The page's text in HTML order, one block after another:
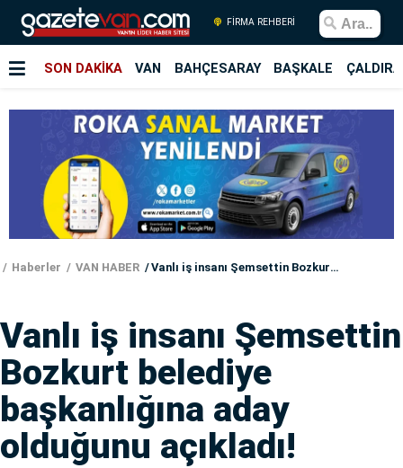
FİRMA REHBERİ
SON DAKİKA VAN BAHÇESARAY BAŞKALE
Haberler VAN HABER Vanlı iş insanı Şemsettin Bozkurt belediye başkanlığına aday olduğunu açıkladı!
Vanlı iş insanı Şemsettin
Bozkurt belediye
başkanlığına aday
olduğunu açıkladı!